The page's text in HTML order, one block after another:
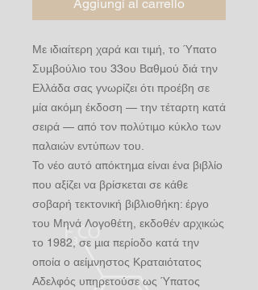
Aggiungi al carrello
Με ιδιαίτερη χαρά και τιμή, το Ύπατο
Συμβούλιο του 33ου Βαθμού διά την
Ελλάδα σας γνωρίζει ότι προέβη σε
μία ακόμη έκδοση — την τέταρτη κατά
σειρά — από τον πολύτιμο κύκλο των
παλαιών εντύπων του.
Το νέο αυτό απόκτημα είναι ένα βιβλίο
που αξίζει να βρίσκεται σε κάθε
σοβαρή τεκτονική βιβλιοθήκη: έργο
του Μηνά Λογοθέτη, εκδοθέν αρχικώς
το 1982, σε μια περίοδο κατά την
οποία ο αείμνηστος Κραταιότατος
Αδελφός υπηρετούσε ως Ύπατος